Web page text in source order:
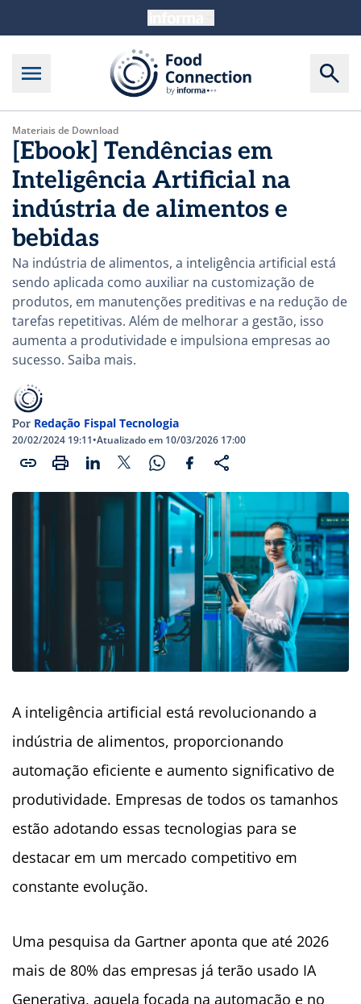
Materiais de Download
[Ebook] Tendências em
Inteligência Artificial na
indústria de alimentos e
bebidas
Na indústria de alimentos, a inteligência artificial está
sendo aplicada como auxiliar na customização de
produtos, em manutenções preditivas e na redução de
tarefas repetitivas. Além de melhorar a gestão, isso
aumenta a produtividade e impulsiona empresas ao
sucesso. Saiba mais.
Por Redação Fispal Tecnologia
20/02/2024 19:11•Atualizado em 10/03/2026 17:00
A inteligência artificial está revolucionando a
indústria de alimentos, proporcionando
automação eficiente e aumento significativo de
produtividade. Empresas de todos os tamanhos
estão adotando essas tecnologias para se
destacar em um mercado competitivo em
constante evolução.
Uma pesquisa da Gartner aponta que até 2026
mais de 80% das empresas já terão usado IA
Generativa, aquela focada na automação e no